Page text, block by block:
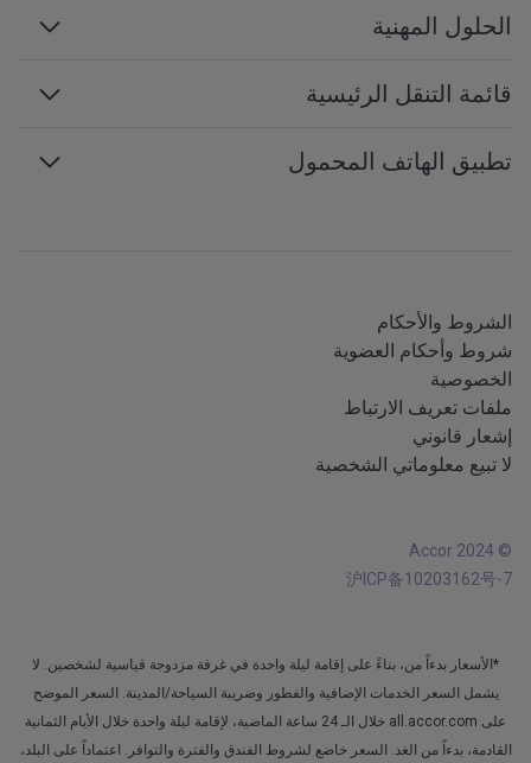
الوظائف
برنامج الشراكة
الحلول المهنية
محترفي السفر
قائمة التنقل الرئيسية
تطبيق الهاتف المحمول
الشروط والأحكام
شروط وأحكام العضوية
الخصوصية
ملفات تعريف الارتباط
إشعار قانوني
لا تبيع معلوماتي الشخصية
© Accor 2024
沪ICP备10203162号-7
*الأسعار بدءاً من، بناءً على إقامة ليلة واحدة في غرفة مزدوجة قياسية لشخصين. لا
يشمل السعر الخدمات الإضافية والفطور وضريبة السياحة/المدينة. السعر الموضح
على all.accor.com خلال الـ 24 ساعة الماضية، لإقامة ليلة واحدة خلال الأيام الثمانية
القادمة، بدءاً من الغد. السعر خاضع لشروط الفندق والفترة والتوافر. اعتماداً على البلد،